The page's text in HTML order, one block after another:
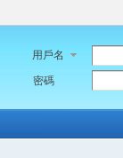
用戶名
密碼